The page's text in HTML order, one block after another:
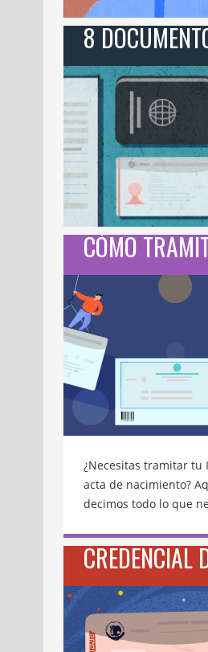
¿Necesitas tramitar tu
acta de nacimiento?
decimos todo lo que
quien seas o a qué te
todos necesitamos
de identificación
veces los trámites y
conseguirlo son